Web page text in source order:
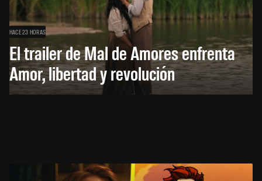
HACE 23 HORAS
El trailer de Mal de Amores enfrenta
Amor, libertad y revolución